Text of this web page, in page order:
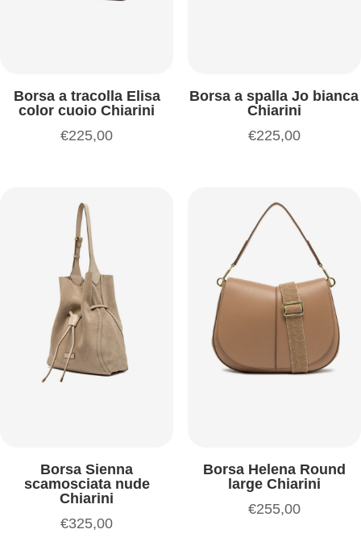
Borsa a tracolla Elisa
color cuoio Chiarini
€225,00
Borsa a spalla Jo bianca
Chiarini
€225,00
Borsa Sienna
scamosciata nude
Chiarini
€325,00
Borsa Helena Round
large Chiarini
€255,00